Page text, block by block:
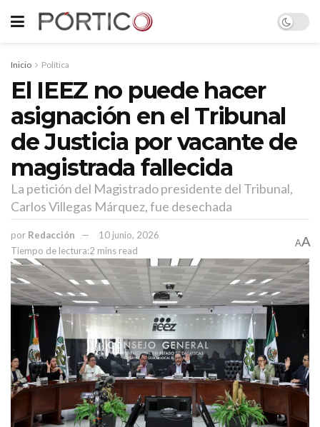
Inicio Política
El IEEZ no puede hacer
asignación en el Tribunal
de Justicia por vacante de
magistrada fallecida
La petición del Magistrado presidente del Tribunal,
Carlos Villegas Márquez, fue desechada
por Redacción
10 junio, 2026
Tiempo de lectura:2 mins read
AA